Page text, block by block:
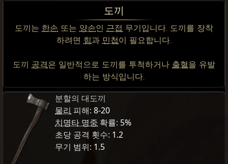
도끼
도끼는 한손 또는 양손인 근접 무기입니다. 도끼를 장착
하려면 힘과 민첩이 필요합니다.
도끼 공격은 일반적으로 도끼를 투척하거나 출혈을 유발
하는 방식입니다.
분할의 대도끼
물리 피해: 8-20
치명타 명중 확률: 5%
초당 공격 횟수: 1.2
무기 범위: 1.5